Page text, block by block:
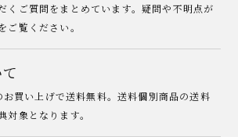
くご質問をまとめています。疑問や不明点が
ご覧ください。
買い上げで送料無料。送料個別商品の送料
対象となります。